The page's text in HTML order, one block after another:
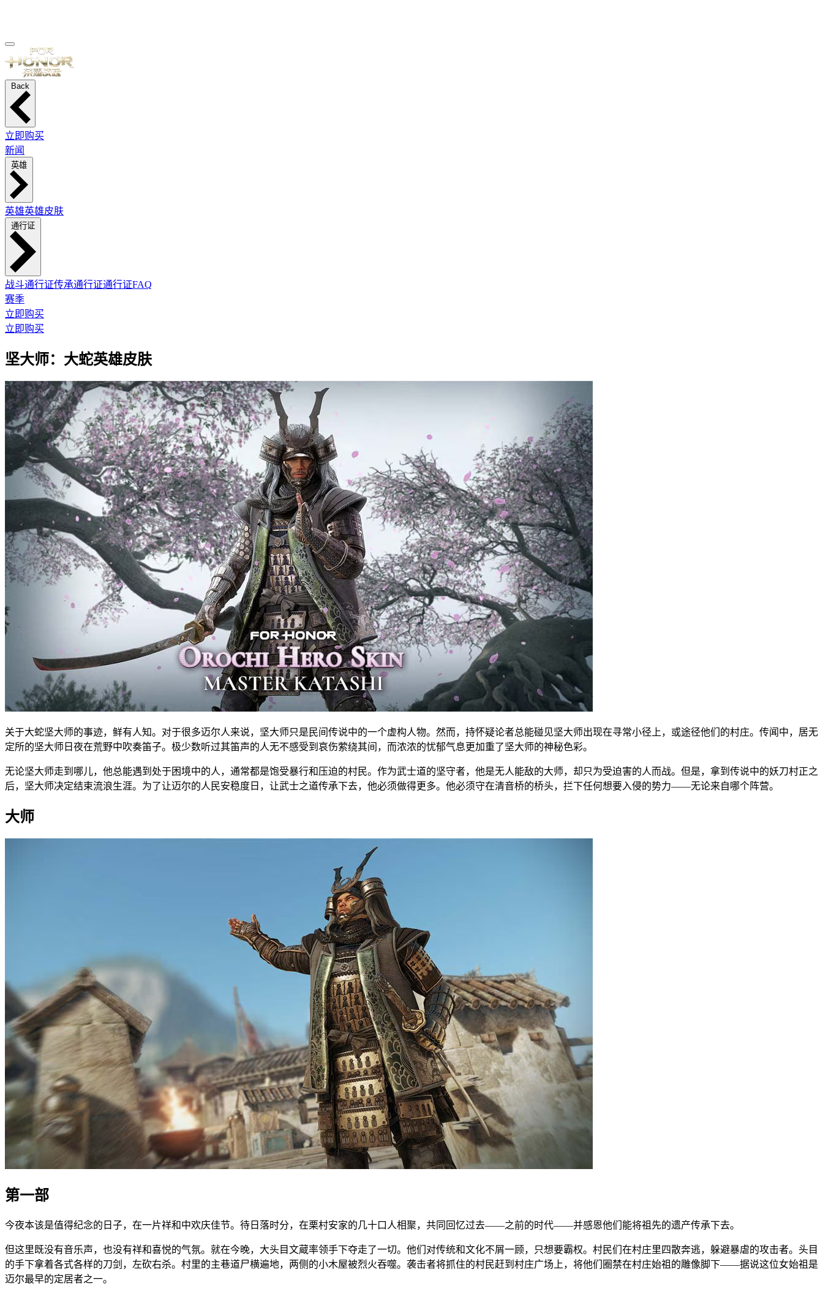
Back
立即购买
新闻
英雄
英雄英雄皮肤
通行证
战斗通行证传承通行证通行证FAQ
赛季
立即购买
立即购买
坚大师：大蛇英雄皮肤
关于大蛇坚大师的事迹，鲜有人知。对于很多迈尔人来说，坚大师只是民间传说中的一个虚构人物。然而，持怀疑论者总能碰见坚大师出现在寻常小径上，或途径他们的村庄。传闻中，居无
定所的坚大师日夜在荒野中吹奏笛子。极少数听过其笛声的人无不感受到哀伤萦绕其间，而浓浓的忧郁气息更加重了坚大师的神秘色彩。
无论坚大师走到哪儿，他总能遇到处于困境中的人，通常都是饱受暴行和压迫的村民。作为武士道的坚守者，他是无人能敌的大师，却只为受迫害的人而战。但是，拿到传说中的妖刀村正之
后，坚大师决定结束流浪生涯。为了让迈尔的人民安稳度日，让武士之道传承下去，他必须做得更多。他必须守在清音桥的桥头，拦下任何想要入侵的势力——无论来自哪个阵营。
大师
第一部
今夜本该是值得纪念的日子，在一片祥和中欢庆佳节。待日落时分，在栗村安家的几十口人相聚，共同回忆过去——之前的时代——并感恩他们能将祖先的遗产传承下去。
但这里既没有音乐声，也没有祥和喜悦的气氛。就在今晚，大头目文蔵率领手下夺走了一切。他们对传统和文化不屑一顾，只想要霸权。村民们在村庄里四散奔逃，躲避暴虐的攻击者。头目
的手下拿着各式各样的刀剑，左砍右杀。村里的主巷道尸横遍地，两侧的小木屋被烈火吞噬。袭击者将抓住的村民赶到村庄广场上，将他们圈禁在村庄始祖的雕像脚下——据说这位女始祖是
迈尔最早的定居者之一。